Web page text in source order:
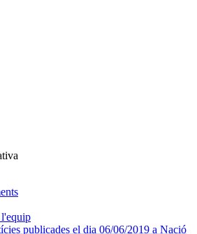
publicades el dia 06/06/2019 a Nació